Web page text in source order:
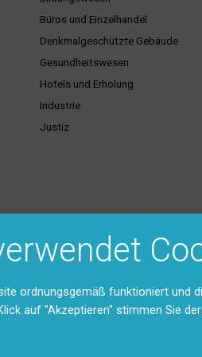
Büros und Einzelhandel
Denkmalgeschützte Gebäude
Gesundheitswesen
Hotels und Erholung
Industrie
Justiz
Vertriebsgebiete
Rücksendungen und Reparaturen
Feedback
ordnungsgemäß funktioniert und
auf "Akzeptieren" stimmen Sie